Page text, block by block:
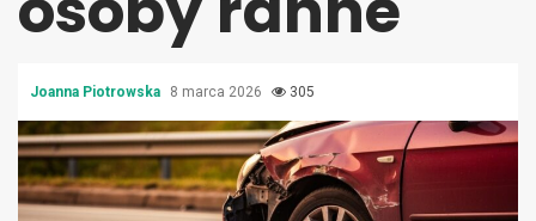
Joanna Piotrowska 8 marca 2026 305